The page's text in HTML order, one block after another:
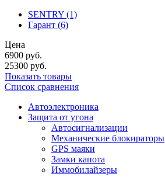
SENTRY (1)
Гарант (6)
Цена
6900 руб.
25300 руб.
Показать товары
Список сравнения
Автоэлектроника
Защита от угона
Автосигнализации
Механические блoкираторы
GPS маяки
Замки капота
Иммобилайзеры